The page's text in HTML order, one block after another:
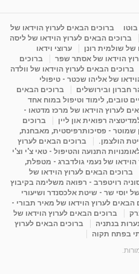
15:49
ברוכים הבאים לערוץ הוידאו של
ברוכים הבאים לערוץ הוידאו של ליסה
של שולמית רונן
ערוצי וידאו
הוידאו של אסתר שפר
ברוכים
ברוכים הבאים לערוץ הוידאו של וולדה
של אליהו שכטר - טיפולי
חברון ובירושלים
ברוכים הבאים
טובים, לימוד וטיפול במוח אחד
לערוץ הוידאו של מרכז מדטאו -
רפואית און ליין
ברוכים
שמוטר - פסיכותרפיסטית, מאבחנת,
הולצמן.
ברוכים הבאים לערוץ
התנועה והטיפול - טאי צ'י וצ'י
של נעמי גולדברג - מטפלת,
ברוכים הבאים לערוץ הוידאו של
רויטפרב - רפואה משלימה בקיבוץ
יוסי שר - שיטת אלכסנדר ושיעורי
הבאים לערוץ הוידאו של מאיר תבורי -
ברוכים הבאים לערוץ הוידאו של
בנתניה
ברוכים הבאים לערוץ
בפתח תקוה